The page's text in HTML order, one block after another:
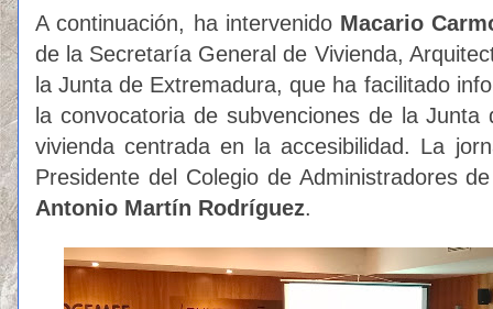
A continuación, ha intervenido Macario
de la Secretaría General de Vivienda,
la Junta de Extremadura, que ha facilitado
la convocatoria de subvenciones de la
vivienda centrada en la accesibilidad. La
Presidente del Colegio de Administradores
Antonio Martín Rodríguez.